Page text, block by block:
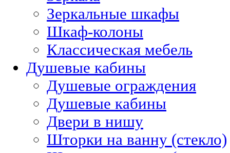
Зеркальные шкафы
Шкаф-колоны
Классическая мебель
Душевые кабины
Душевые ограждения
Душевые кабины
Двери в нишу
Шторки на ванну (стекло)